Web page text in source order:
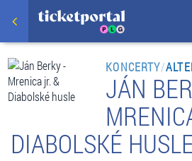
KONCERTY/
JÁN
DIABOLSKÉ